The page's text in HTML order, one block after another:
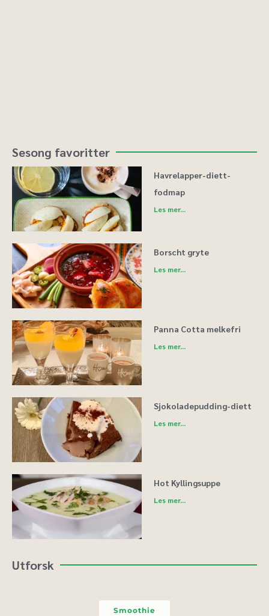
Sesong favoritter
Havrelapper-diett-
fodmap
Les mer...
Borscht gryte
Les mer...
Panna Cotta melkefri
Les mer...
Sjokoladepudding-diett
Les mer...
Hot Kyllingsuppe
Les mer...
Utforsk
Smoothie